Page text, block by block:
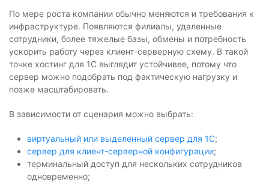
По мере роста компании обычно меняются и требования к
инфраструктуре. Появляются филиалы, удаленные
сотрудники, более тяжелые базы, обмены и потребность
ускорить работу через клиент-серверную схему. В такой
точке хостинг для 1С выглядит устойчивее, потому что
сервер можно подобрать под фактическую нагрузку и
позже масштабировать.
В зависимости от сценария можно выбрать:
виртуальный или выделенный сервер для 1С;
сервер для клиент-серверной конфигурации;
терминальный доступ для нескольких сотрудников
одновременно;